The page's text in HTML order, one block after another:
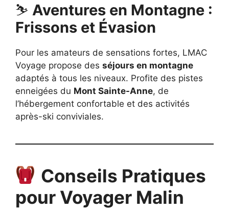
⛷️ Aventures en Montagne :
Frissons et Évasion
Pour les amateurs de sensations fortes, LMAC
Voyage propose des séjours en montagne
adaptés à tous les niveaux. Profite des pistes
enneigées du Mont Sainte-Anne, de
l’hébergement confortable et des activités
après-ski conviviales.
Conseils Pratiques
pour Voyager Malin